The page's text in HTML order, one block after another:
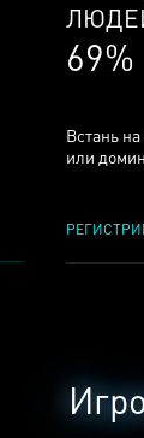
25%
Встань
или